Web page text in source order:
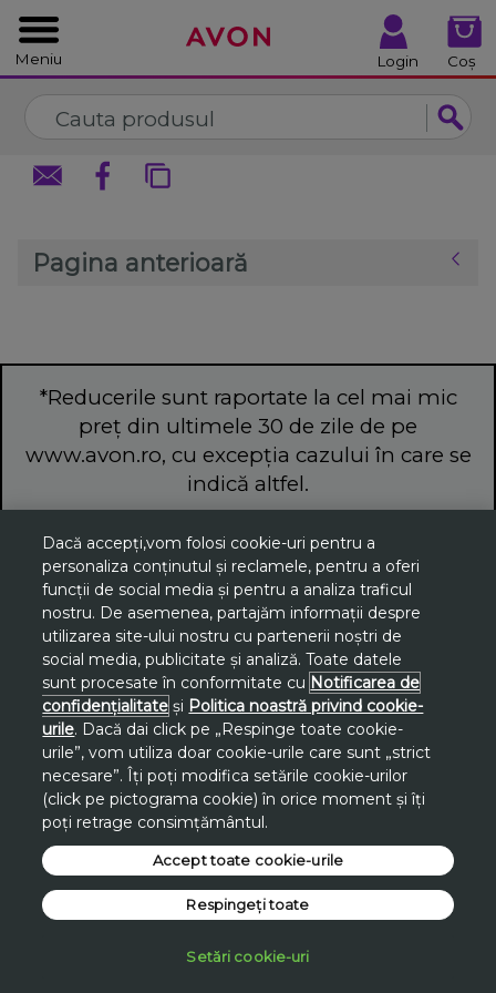
Meniu Login Coș
Pagina anterioară
*Reducerile sunt raportate la cel mai mic
preț din ultimele 30 de zile de pe
www.avon.ro, cu excepția cazului în care se
indică altfel.
Închide Închide
Dacă accepți,vom folosi cookie-uri pentru a
personaliza conținutul și reclamele, pentru a oferi
funcții de social media și pentru a analiza traficul
nostru. De asemenea, partajăm informații despre
utilizarea site-ului nostru cu partenerii noștri de
social media, publicitate și analiză. Toate datele
sunt procesate în conformitate cu Notificarea de
confidențialitate și Politica noastră privind cookie-
urile. Dacă dai click pe „Respinge toate cookie-
urile”, vom utiliza doar cookie-urile care sunt „strict
necesare”. Îți poți modifica setările cookie-urilor
(click pe pictograma cookie) în orice moment și îți
poți retrage consimțământul.
Setări cookie-uri
Respingeți toate
Accept toate cookie-urile